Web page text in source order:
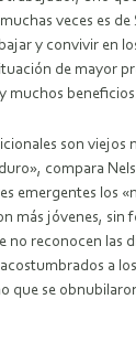
veces es
y convivir en
de mayor
muchos beneficios.
son viejos
compara
emergentes los
más jóvenes, sin
no reconocen las
a
que se